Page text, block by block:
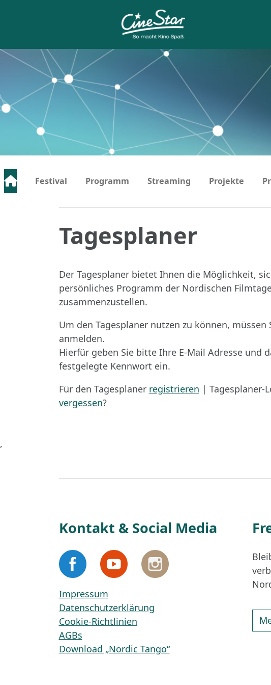
Festival Programm Streaming Projekte
Tagesplaner
Der Tagesplaner bietet Ihnen die Möglichkeit,
persönliches Programm der Nordischen
zusammenzustellen.
Um den Tagesplaner nutzen zu können, müssen
anmelden.
Hierfür geben Sie bitte Ihre E-Mail Adresse und
festgelegte Kennwort ein.
Für den Tagesplaner registrieren | Tagesplaner-
vergessen?
,
Kontakt & Social Media
Impressum
Datenschutzerklärung
Cookie-Richtlinien
AGBs
Download „Nordic Tango“